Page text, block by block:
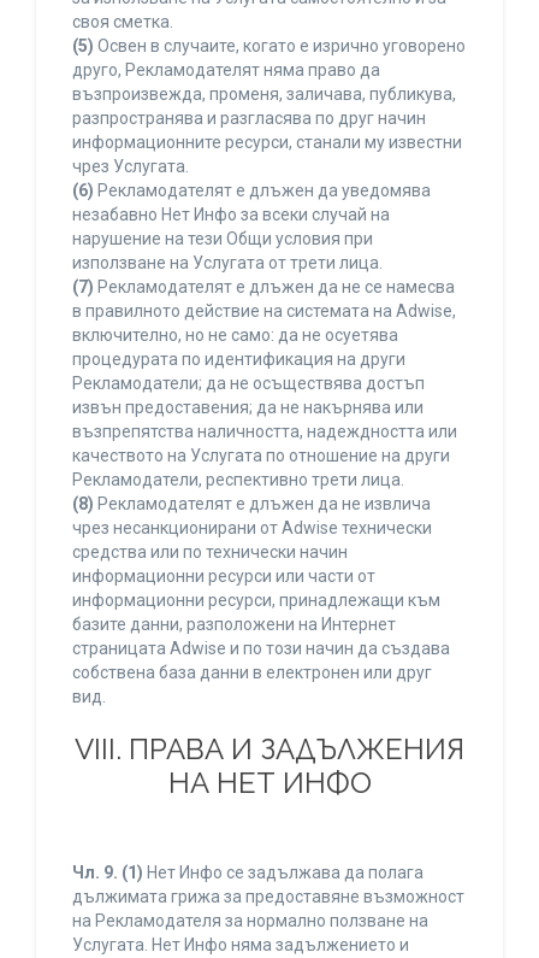
своя сметка.
(5) Освен в случаите, когато е изрично уговорено
друго, Рекламодателят няма право да
възпроизвежда, променя, заличава, публикува,
разпространява и разгласява по друг начин
информационните ресурси, станали му известни
чрез Услугата.
(6) Рекламодателят е длъжен да уведомява
незабавно Нет Инфо за всеки случай на
нарушение на тези Общи условия при
използване на Услугата от трети лица.
(7) Рекламодателят е длъжен да не се намесва
в правилното действие на системата на Adwise,
включително, но не само: да не осуетява
процедурата по идентификация на други
Рекламодатели; да не осъществява достъп
извън предоставения; да не накърнява или
възпрепятства наличността, надеждността или
качеството на Услугата по отношение на други
Рекламодатели, респективно трети лица.
(8) Рекламодателят е длъжен да не извлича
чрез несанкционирани от Adwise технически
средства или по технически начин
информационни ресурси или части от
информационни ресурси, принадлежащи към
базите данни, разположени на Интернет
страницата Adwise и по този начин да създава
собствена база данни в електронен или друг
вид.
VIII. ПРАВА И ЗАДЪЛЖЕНИЯ
НА НЕТ ИНФО
Чл. 9. (1) Нет Инфо се задължава да полага
дължимата грижа за предоставяне възможност
на Рекламодателя за нормално ползване на
Услугата. Нет Инфо няма задължението и